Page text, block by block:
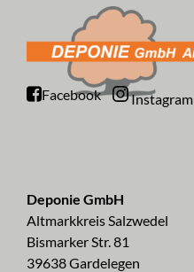
Facebook Instagram
Deponie GmbH
Altmarkkreis Salzwedel
Bismarker Str. 81
39638 Gardelegen